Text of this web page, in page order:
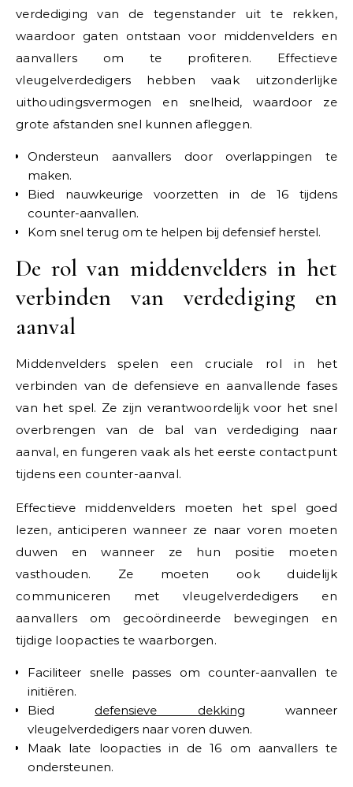
verdediging van de tegenstander uit te rekken,
waardoor gaten ontstaan voor middenvelders en
aanvallers om te profiteren. Effectieve
vleugelverdedigers hebben vaak uitzonderlijke
uithoudingsvermogen en snelheid, waardoor ze
grote afstanden snel kunnen afleggen.
Ondersteun aanvallers door overlappingen te
maken.
Bied nauwkeurige voorzetten in de 16 tijdens
counter-aanvallen.
Kom snel terug om te helpen bij defensief herstel.
De rol van middenvelders in het
verbinden van verdediging en
aanval
Middenvelders spelen een cruciale rol in het
verbinden van de defensieve en aanvallende fases
van het spel. Ze zijn verantwoordelijk voor het snel
overbrengen van de bal van verdediging naar
aanval, en fungeren vaak als het eerste contactpunt
tijdens een counter-aanval.
Effectieve middenvelders moeten het spel goed
lezen, anticiperen wanneer ze naar voren moeten
duwen en wanneer ze hun positie moeten
vasthouden. Ze moeten ook duidelijk
communiceren met vleugelverdedigers en
aanvallers om gecoördineerde bewegingen en
tijdige loopacties te waarborgen.
Faciliteer snelle passes om counter-aanvallen te
initiëren.
Bied defensieve dekking wanneer
vleugelverdedigers naar voren duwen.
Maak late loopacties in de 16 om aanvallers te
ondersteunen.